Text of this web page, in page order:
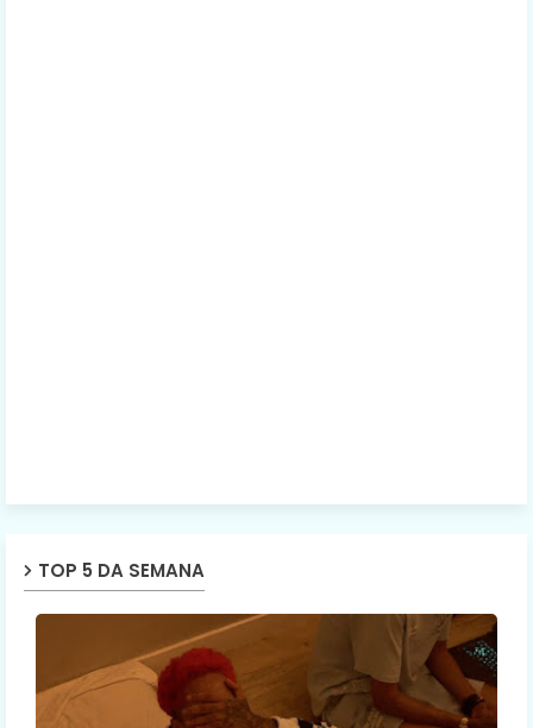
TOP 5 DA SEMANA